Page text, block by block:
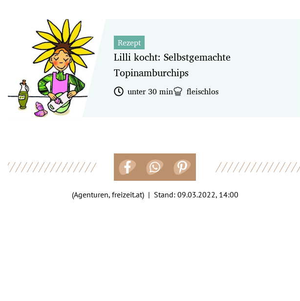
Rezept
Lilli kocht: Selbstgemachte
Topinamburchips
unter 30 min fleischlos
(Agenturen, freizeit.at) | Stand: 09.03.2022, 14:00